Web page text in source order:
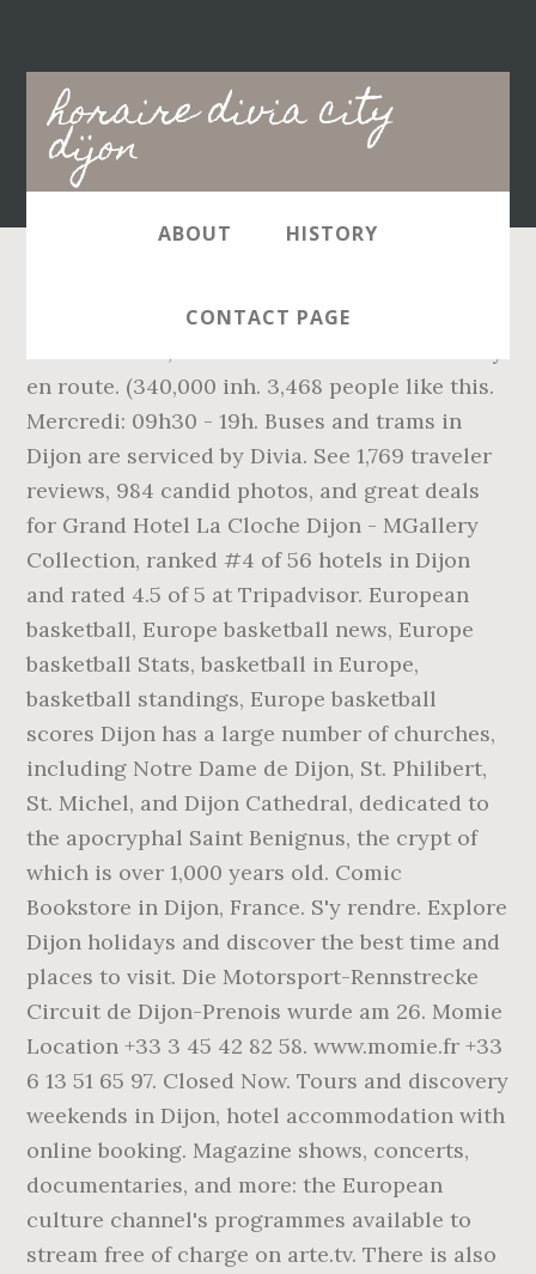
horaire divia city
dijon
Main
navigation
ABOUT HISTORY
CONTACT PAGE
3,584 people follow this . Read more. Save.
en route. (340,000 inh. 3,468 people like this.
Mercredi: 09h30 - 19h. Buses and trams in
Dijon are serviced by Divia. See 1,769 traveler
reviews, 984 candid photos, and great deals
for Grand Hotel La Cloche Dijon - MGallery
Collection, ranked #4 of 56 hotels in Dijon
and rated 4.5 of 5 at Tripadvisor. European
basketball, Europe basketball news, Europe
basketball Stats, basketball in Europe,
basketball standings, Europe basketball
scores Dijon has a large number of churches,
including Notre Dame de Dijon, St. Philibert,
St. Michel, and Dijon Cathedral, dedicated to
the apocryphal Saint Benignus, the crypt of
which is over 1,000 years old. Comic
Bookstore in Dijon, France. S'y rendre. Explore
Dijon holidays and discover the best time and
places to visit. Die Motorsport-Rennstrecke
Circuit de Dijon-Prenois wurde am 26. Momie
Location +33 3 45 42 82 58. www.momie.fr +33
6 13 51 65 97. Closed Now. Tours and discovery
weekends in Dijon, hotel accommodation with
online booking. Magazine shows, concerts,
documentaries, and more: the European
culture channel's programmes available to
stream free of charge on arte.tv. There is also